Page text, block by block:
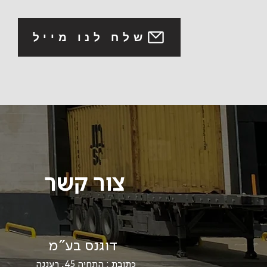
שלח לנו מייל
צור קשר
דוגנס בע"מ